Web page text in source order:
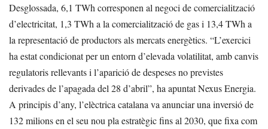
Desglossada, 6,1 TWh corresponen al negoci de comercialització
d’electricitat, 1,3 TWh a la comercialització de gas i 13,4 TWh a
la representació de productors als mercats energètics. “L’exercici
ha estat condicionat per un entorn d’elevada volatilitat, amb canvis
regulatoris rellevants i l’aparició de despeses no previstes
derivades de l’apagada del 28 d’abril”, ha apuntat Nexus Energia.
A principis d’any, l’elèctrica catalana va anunciar una inversió de
132 milions en el seu nou pla estratègic fins al 2030, que fixa com